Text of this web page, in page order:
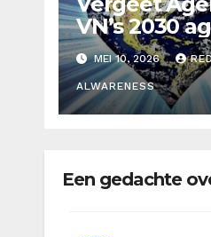
VN’s 2030
zal ‘de
MEI 10, 2026
ALWARENESS
Een gedachte